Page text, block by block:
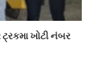
ખોટી નંબર